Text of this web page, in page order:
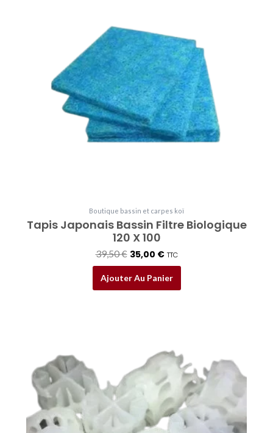
Boutique bassin et carpes koï
Tapis Japonais Bassin Filtre Biologique
120 X 100
39,50€ 35,00 € TTC
Ajouter Au Panier